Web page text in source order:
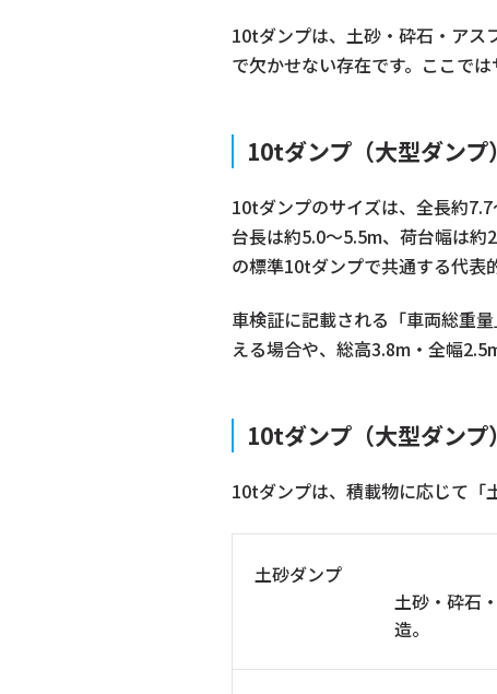
10tダンプは、土砂・砕石・アス
で欠かせない存在です。ここで
10tダンプ（大型ダン
10tダンプのサイズは、全長約
台長は約5.0〜5.5m、荷台幅は約
の標準10tダンプで共通する代表
車検証に記載される「車両総重
える場合や、総高3.8m・全幅
10tダンプ（大型ダン
10tダンプは、積載物に応じて「
土砂ダンプ
土砂・砕石
造。